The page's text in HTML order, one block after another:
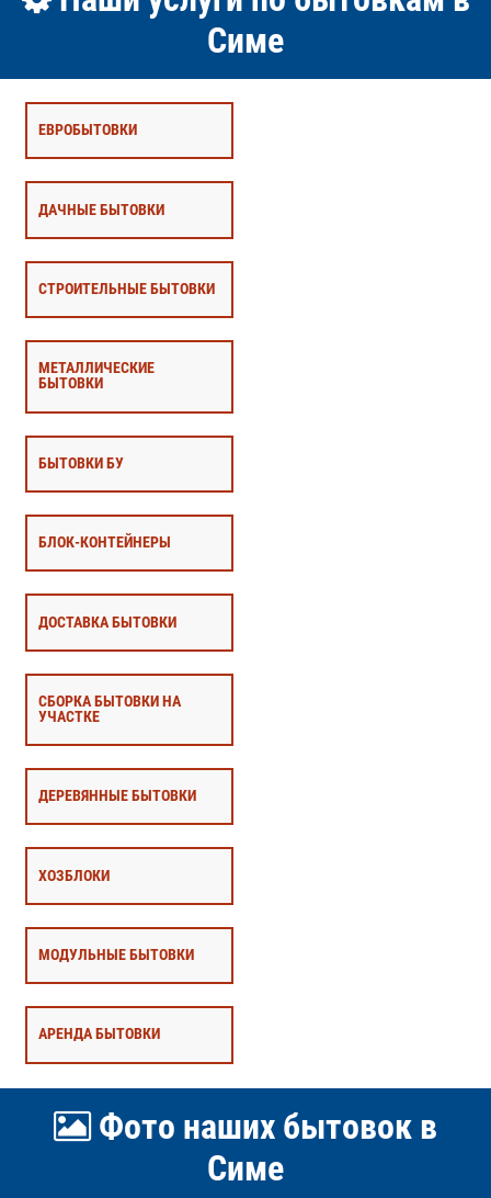
Симе
ЕВРОБЫТОВКИ
ДАЧНЫЕ БЫТОВКИ
СТРОИТЕЛЬНЫЕ БЫТОВКИ
МЕТАЛЛИЧЕСКИЕ
БЫТОВКИ
БЫТОВКИ БУ
БЛОК-КОНТЕЙНЕРЫ
ДОСТАВКА БЫТОВКИ
СБОРКА БЫТОВКИ НА
УЧАСТКЕ
ДЕРЕВЯННЫЕ БЫТОВКИ
ХОЗБЛОКИ
МОДУЛЬНЫЕ БЫТОВКИ
АРЕНДА БЫТОВКИ
Фото наших бытовок в
Симе